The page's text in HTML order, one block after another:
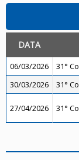
DATA
06/03/2026 31°
30/03/2026
31°
27/04/2026 31°